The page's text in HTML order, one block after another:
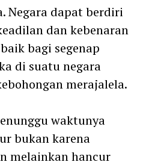
Negara dapat berdiri
dan kebenaran
bagi segenap
di suatu negara
merajalela.
waktunya
bukan karena
melainkan hancur